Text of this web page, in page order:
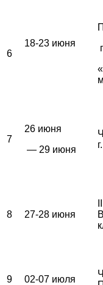
6
18-23 июня
7
26 июня
— 29 июня
8 27-28 июня
9 02-07 июля